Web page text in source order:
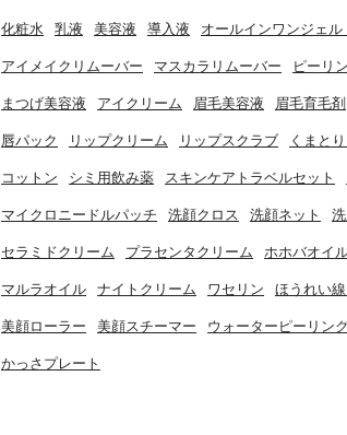
化粧水 乳液 美容液 導入液 オールインワンジェル
アイメイクリムーバー マスカラリムーバー ピーリ
まつげ美容液 アイクリーム 眉毛美容液 眉毛育毛剤
唇パック リップクリーム リップスクラブ くまと
コットン シミ用飲み薬 スキンケアトラベルセット
マイクロニードルパッチ 洗顔クロス 洗顔ネット
セラミドクリーム プラセンタクリーム ホホバオイ
マルラオイル ナイトクリーム ワセリン ほうれい
美顔ローラー 美顔スチーマー ウォーターピーリン
かっさプレート